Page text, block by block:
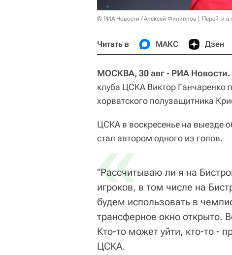
© РИА Новости / Алексей Филиппов Перейти в
Читать в МАКС Дзен
МОСКВА, 30 авг - РИА Новости.
клуба ЦСКА Виктор
хорватского полузащитника
ЦСКА в воскресенье на выезде
стал автором одного из голов.
«
"Рассчитываю ли я на
игроков, в том числе на
будем использовать в
трансферное окно открыто.
Кто-то может уйти, кто-то -
ЦСКА.